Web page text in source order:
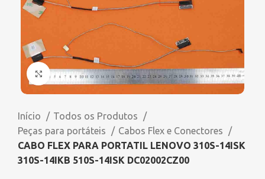
Click to enlarge
Início
Todos os Produtos
Peças para portáteis
Cabos Flex e Conectores
CABO FLEX PARA PORTATIL LENOVO 310S-14ISK
310S-14IKB 510S-14ISK DC02002CZ00